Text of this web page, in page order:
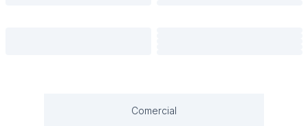
Comercial